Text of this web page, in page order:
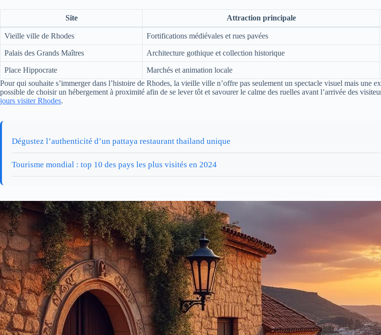
Site Attraction principale
Vieille ville de Rhodes Fortifications médiévales et rues pavées
Palais des Grands Maîtres Architecture gothique et collection historique
Place Hippocrate Marchés et animation locale
Pour qui souhaite s’immerger dans l’histoire de Rhodes, la vieille ville n’offre pas seulement un spectacle visuel mais une
possible de choisir un hébergement à proximité afin de se lever tôt et savourer le calme des ruelles avant l’arrivée des
jours visiter Rhodes.
Dégustez l’authenticité d’un pattaya restaurant thailand unique
Tourisme mondial : top 10 des pays les plus visités en 2024